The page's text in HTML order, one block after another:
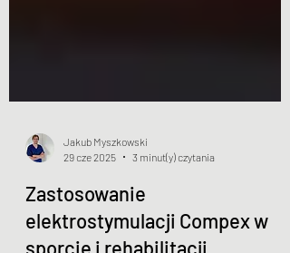
Jakub Myszkowski
29 cze 2025
3 minut(y) czytania